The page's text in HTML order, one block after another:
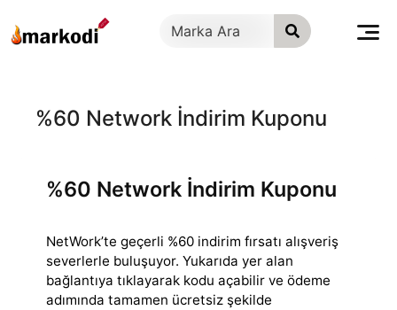
geç
%60 Network İndirim Kuponu
%60 Network İndirim Kuponu
NetWork’te geçerli %60 indirim fırsatı alışveriş
severlerle buluşuyor. Yukarıda yer alan
bağlantıya tıklayarak kodu açabilir ve ödeme
adımında tamamen ücretsiz şekilde